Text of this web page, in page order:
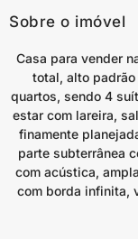
Sobre o imóvel
Casa para vender
total, alto
quartos, sendo 4
estar com lareira,
finamente
parte subterrânea
com acústica,
com borda infinita,